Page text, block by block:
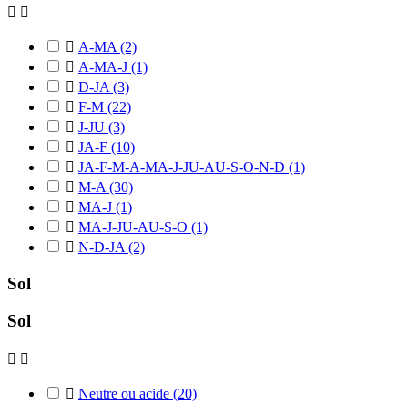
 
 A-MA(2)
 A-MA-J (1)
 D-JA(3)
 F-M (22)
 J-JU (3)
 JA-F (10)
 JA-F-M-A-MA-J-JU-AU-S-O-N-D (1)
 M-A(30)
 MA-J (1)
 MA-J-JU-AU-S-O (1)
 N-D-JA(2)
Sol
Sol
 
 Neutre ou acide (20)